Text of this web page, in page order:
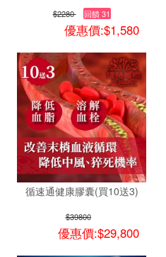
$2280 回饋 31
優惠價:$1,580
循速通健康膠囊(買10送3)
$39800
優惠價:$29,800